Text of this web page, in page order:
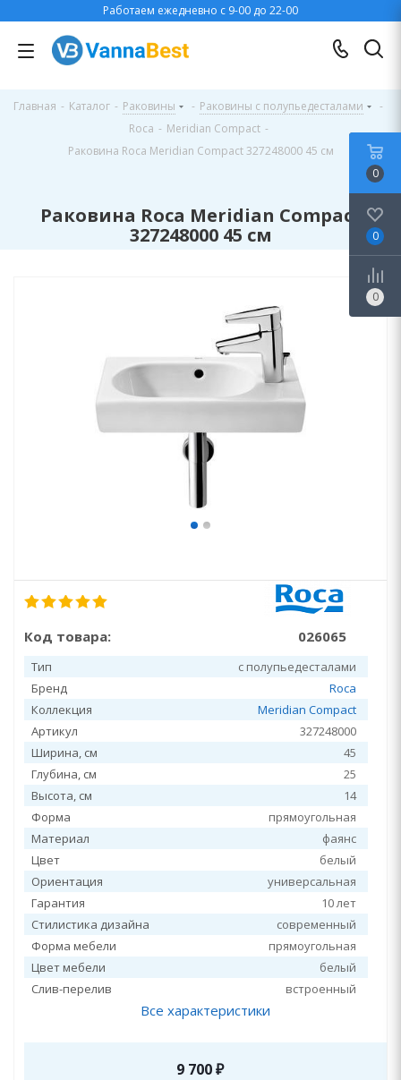
Работаем ежедневно с 9-00 до 22-00
Главная - Каталог - Раковины - Раковины с полупьедесталами
-
Roca - Meridian Compact -
Раковина Roca Meridian Compact 327248000 45 см
Раковина Roca Meridian Compact
327248000 45 см
Код товара: 026065
Тип
с полупьедесталами
Бренд
Roca
Коллекция
Meridian Compact
Артикул
327248000
Ширина, см
45
Глубина, см
25
Высота, см
14
Форма
прямоугольная
Материал
фаянс
Цвет
белый
Ориентация
универсальная
Гарантия
10 лет
Стилистика дизайна
современный
Форма мебели
прямоугольная
Цвет мебели
белый
Слив-перелив
встроенный
Все характеристики
9 700₽
0
0
0